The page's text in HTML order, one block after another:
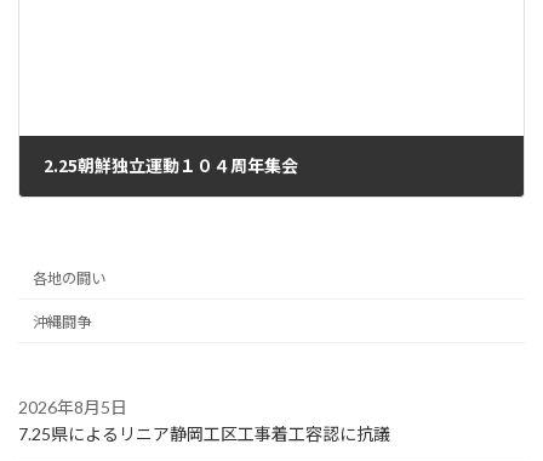
2.25朝鮮独立運動１０４周年集会
各地の闘い
沖縄闘争
2026年8月5日
7.25県によるリニア静岡工区工事着工容認に抗議